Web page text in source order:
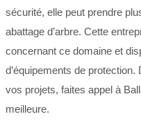
sécurité, elle peut prendre
abattage d’arbre. Cette
concernant ce domaine et
d’équipements de
vos projets, faites appel à
meilleure.